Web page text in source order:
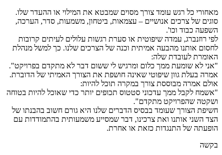
מאחורי כל רגש עומד צורך מסוים שמבטא את המילוי או ההעדר שלו.
סוגים של צרכים אנושיים – עצמאות, ביטחון, משמעות, סדר, הערכה,
השפעה כבוד וכו'.
לפי רוזנברג, עמדה שיפוטית או סערת רגשות עלולים לעיתים קרובות
לחסום אותנו מהבעה אמיתית וכנה של הצרכים שלנו. כך למשל מנהלת
האומרת לעובדת שלה:
"אני לא שומעת ממך כלום ומרגיש לי ששום דבר לא מתקדם בפרויקט".
אמרה בעלת גוון שיפוטי שאינה חושפת את הצורך האמיתי של הדוברת.
אולם אמרה מבוססת צורך במקרה תוכל להיות:
"אשמח לקבל ממך עדכוני סטטוס תכופים יותר כדי שאוכל להיות בטוחה
ושקטה שהפרויקט מתקדם".
חשיפת הצורך שעומד בבסיס הדברים שלנו היא גורם חשוב בהבנתו של
הצד השני אותנו ואת צרכינו, דבר שמסייע משמעותית בהתמודדות עם
הופעתה של התנגדות כזאת או אחרת.
בקשה